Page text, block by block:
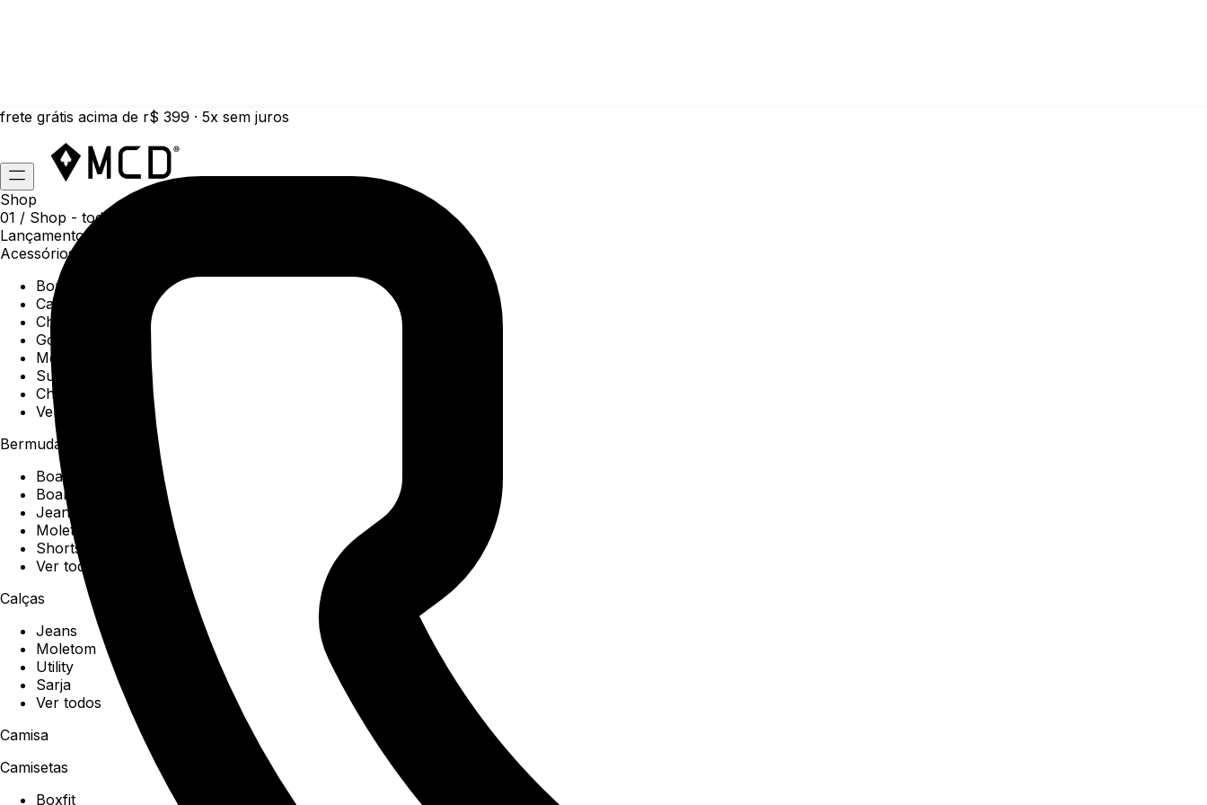
frete grátis acima de r$ 399 · 5x sem juros
Shop
01 / Shop - todas as categorias da coleção atual
Lançamentos da semana
Acessórios
Boné
Carteiras
Chaveiros
Gorros
Meias
Sunga
Chinelos
Ver todos
Bermudas
Boardshorts
Boardwalk
Jeans
Moletom
Shorts
Ver todos
Calças
Jeans
Moletom
Utility
Sarja
Ver todos
Camisa
Camisetas
Boxfit